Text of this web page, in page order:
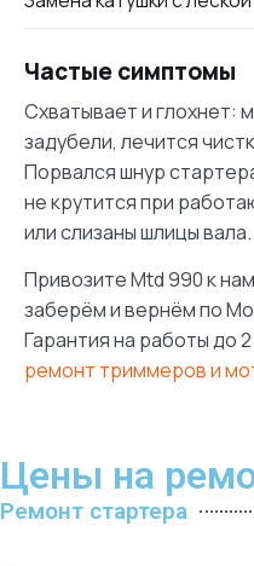
Частые симптомы
Схватывает и глохнет:
задубели, лечится
Порвался шнур
не крутится при
или слизаны шлицы вала.
Привозите Mtd 990 к
заберём и вернём по
Гарантия на работы до
ремонт триммеров и
Цены на
Ремонт стартера